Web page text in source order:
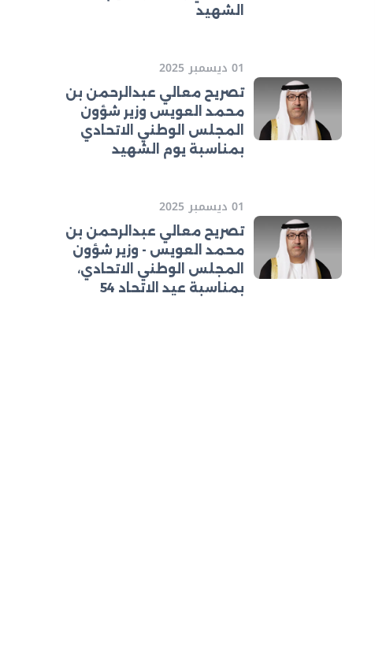
الشهيد
01 ديسمبر 2025
تصريح معالي عبدالرحمن بن
محمد العويس وزير شؤون
المجلس الوطني الاتحادي
بمناسبة يوم الشهيد
01 ديسمبر 2025
تصريح معالي عبدالرحمن بن
محمد العويس - وزير شؤون
المجلس الوطني الاتحادي،
بمناسبة عيد الاتحاد 54